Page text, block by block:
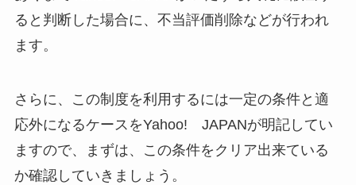
ると判断した場合に、不当評価削除などが行われ
ます。
さらに、この制度を利用するには一定の条件と適
応外になるケースをYahoo! JAPANが明記してい
ますので、まずは、この条件をクリア出来ている
か確認していきましょう。